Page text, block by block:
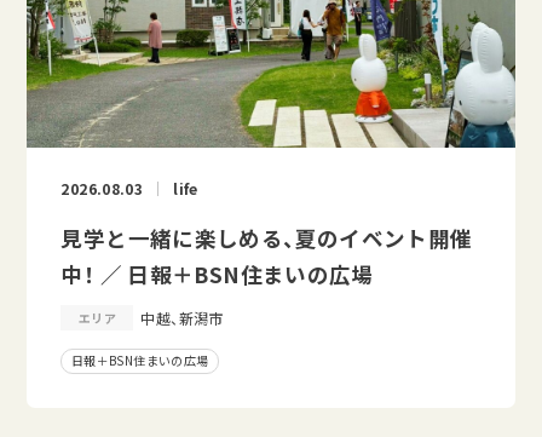
2026.08.03 life
見学と一緒に楽しめる、夏のイベント開催
中！ ／ 日報＋BSN住まいの広場
エリア 中越、新潟市
日報＋BSN住まいの広場